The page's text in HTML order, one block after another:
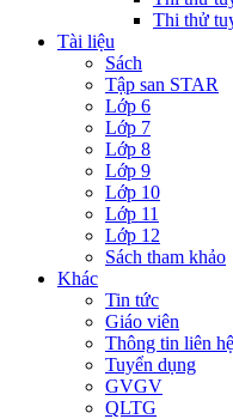
Thi thử
Tài liệu
Sách
Tập san STAR
Lớp 6
Lớp 7
Lớp 8
Lớp 9
Lớp 10
Lớp 11
Lớp 12
Sách tham khảo
Khác
Tin tức
Giáo viên
Thông tin liên hệ
Tuyển dụng
GVGV
QLTG